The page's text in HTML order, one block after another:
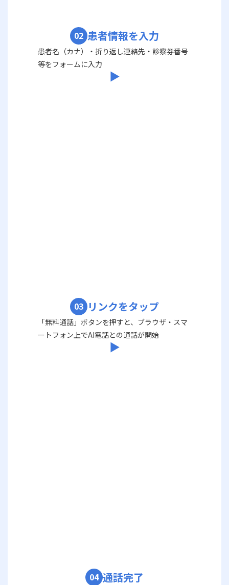
02 患者情報を入力
患者名（カナ）・折り返し連絡先・診察券番号
等をフォームに入力
03 リンクをタップ
「無料通話」ボタンを押すと、ブラウザ・スマ
ートフォン上でAI電話との通話が開始
04 通話完了